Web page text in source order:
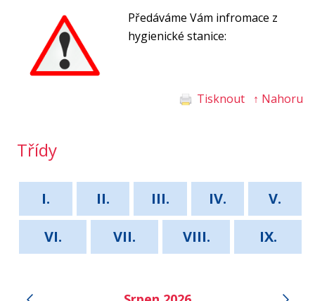
Předáváme Vám infromace z
hygienické stanice:
Tisknout ↑ Nahoru
Třídy
I. II. III. IV.
V.
VI.
VII. VIII. IX.